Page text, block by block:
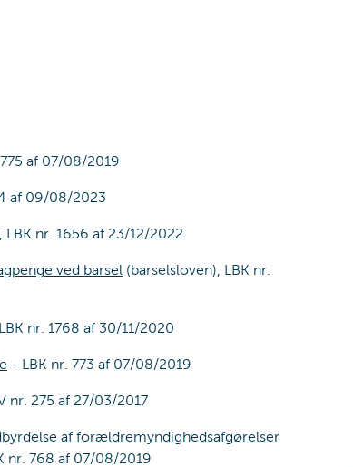
af 07/08/2019
af 09/08/2023
, LBK nr. 1656 af 23/12/2022
ved barsel (barselsloven), LBK nr.
nr. 1768 af 30/11/2020
- LBK nr. 773 af 07/08/2019
nr. 275 af 27/03/2017
af forældremyndighedsafgørelser
nr. 768 af 07/08/2019